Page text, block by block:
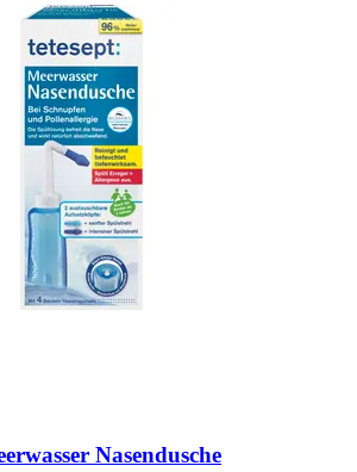
Nasendusche